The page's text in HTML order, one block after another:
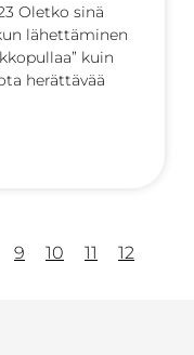
Oletko sinä
lähettäminen
kuin
herättävää
9 10 11 12